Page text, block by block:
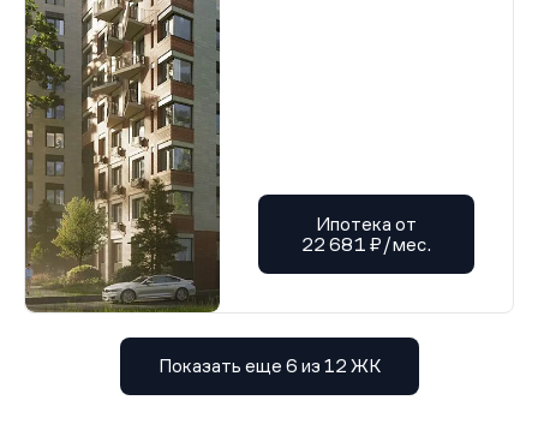
Ипотека от
22 681 ₽/мес.
Показать еще 6 из 12 ЖК